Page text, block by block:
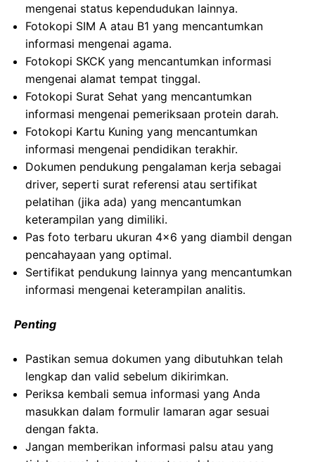
mengenai status kependudukan lainnya.
Fotokopi SIM A atau B1 yang mencantumkan
informasi mengenai agama.
Fotokopi SKCK yang mencantumkan informasi
mengenai alamat tempat tinggal.
Fotokopi Surat Sehat yang mencantumkan
informasi mengenai pemeriksaan protein darah.
Fotokopi Kartu Kuning yang mencantumkan
informasi mengenai pendidikan terakhir.
Dokumen pendukung pengalaman kerja sebagai
driver, seperti surat referensi atau sertifikat
pelatihan (jika ada) yang mencantumkan
keterampilan yang dimiliki.
Pas foto terbaru ukuran 4×6 yang diambil dengan
pencahayaan yang optimal.
Sertifikat pendukung lainnya yang mencantumkan
informasi mengenai keterampilan analitis.
Penting
Pastikan semua dokumen yang dibutuhkan telah
lengkap dan valid sebelum dikirimkan.
Periksa kembali semua informasi yang Anda
masukkan dalam formulir lamaran agar sesuai
dengan fakta.
Jangan memberikan informasi palsu atau yang